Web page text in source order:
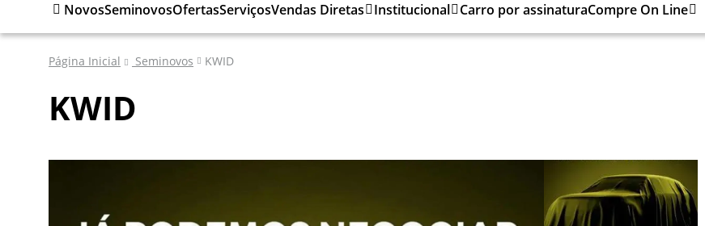
NovosSeminovosOfertasServiçosVendas Diretas Institucional Carro por assinaturaCompre On Line
Página Inicial Seminovos KWID
KWID